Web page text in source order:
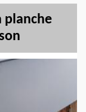
planche